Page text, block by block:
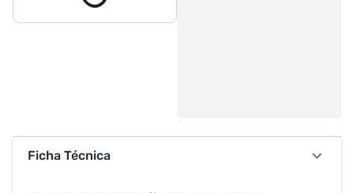
Ficha Técnica